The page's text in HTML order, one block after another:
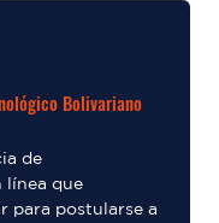
Bolivariano
de
línea que
para postularse a